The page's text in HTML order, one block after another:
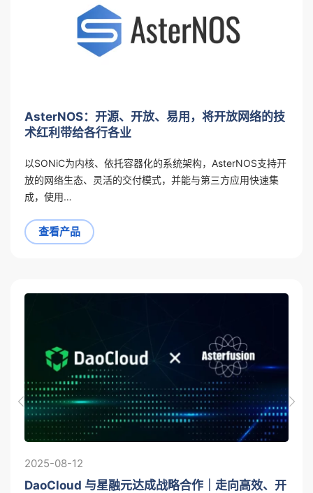
AsterNOS：开源、开放、易用，将开放网络的技
术红利带给各行各业
以SONiC为内核、依托容器化的系统架构，AsterNOS支持开
放的网络生态、灵活的交付模式，并能与第三方应用快速集
成，使用…
查看产品
2025-08-12
DaoCloud 与星融元达成战略合作｜走向高效、开